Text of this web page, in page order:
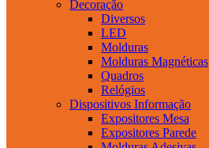
Decoração
Diversos
LED
Molduras
Molduras Magnéticas
Quadros
Relógios
Dispositivos Informação
Expositores Mesa
Expositores Parede